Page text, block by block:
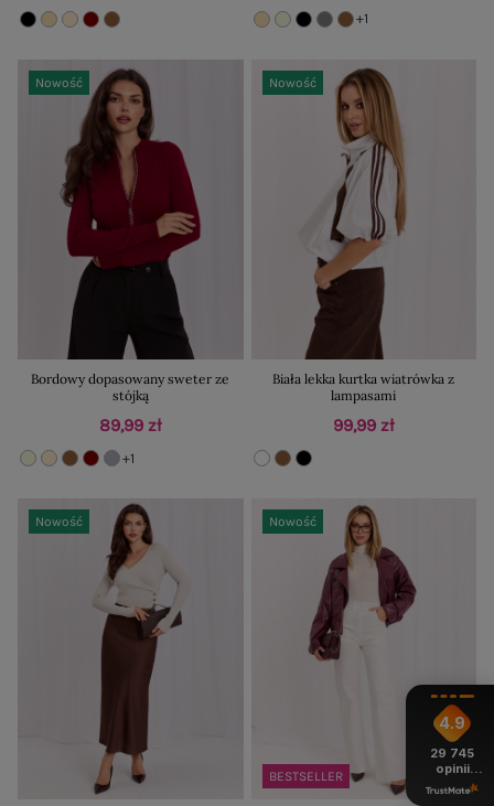
+1
Nowość
Bordowy dopasowany sweter ze
stójką
89,99 zł
+1
Nowość
Biała lekka kurtka wiatrówka z
lampasami
99,99 zł
Nowość
BESTSELLER
Nowość
4.9
29 745
opinii
z całego